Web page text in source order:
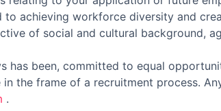
achieving workforce diversity and
of social and cultural background,
has been, committed to equal
in the frame of a recruitment process.
.